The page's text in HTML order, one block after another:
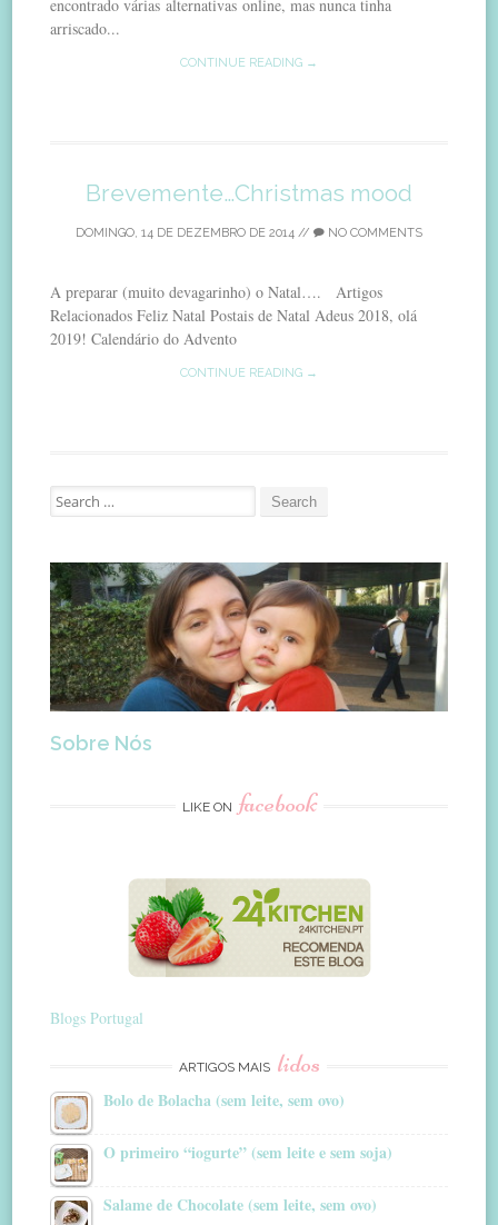
encontrado várias alternativas online, mas nunca tinha
arriscado...
CONTINUE READING →
Brevemente…Christmas mood
DOMINGO, 14 DE DEZEMBRO DE 2014 // NO COMMENTS
A preparar (muito devagarinho) o Natal…. Artigos
Relacionados Feliz Natal Postais de Natal Adeus 2018, olá
2019! Calendário do Advento
CONTINUE READING →
Search
for:
Sobre Nós
LIKE ON facebook
Blogs Portugal
ARTIGOS MAIS lidos
Bolo de Bolacha (sem leite, sem ovo)
O primeiro “iogurte” (sem leite e sem soja)
Salame de Chocolate (sem leite, sem ovo)